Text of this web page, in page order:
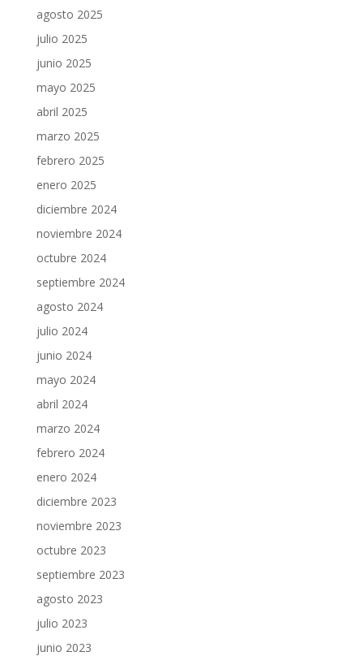
agosto 2025
julio 2025
junio 2025
mayo 2025
abril 2025
marzo 2025
febrero 2025
enero 2025
diciembre 2024
noviembre 2024
octubre 2024
septiembre 2024
agosto 2024
julio 2024
junio 2024
mayo 2024
abril 2024
marzo 2024
febrero 2024
enero 2024
diciembre 2023
noviembre 2023
octubre 2023
septiembre 2023
agosto 2023
julio 2023
junio 2023